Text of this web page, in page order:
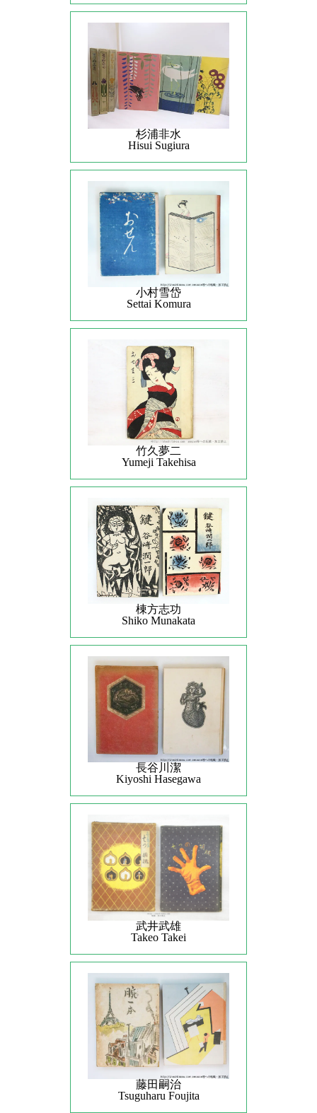
杉浦非水
Hisui Sugiura
小村雪岱
Settai Komura
竹久夢二
Yumeji Takehisa
棟方志功
Shiko Munakata
長谷川潔
Kiyoshi Hasegawa
武井武雄
Takeo Takei
藤田嗣治
Tsuguharu Foujita